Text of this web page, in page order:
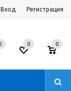
Вход Регистрация
0 0